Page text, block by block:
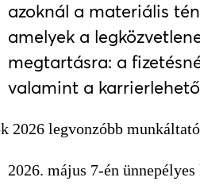
azoknál a materiális
amelyek a
megtartásra: a
valamint a
2026 legvonzóbb
2026. május 7-én